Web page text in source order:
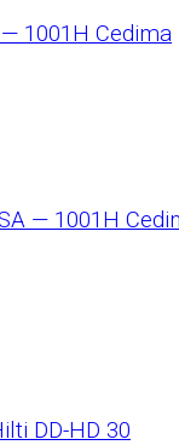
1001H Cedima
— 1001H
DD-HD 30